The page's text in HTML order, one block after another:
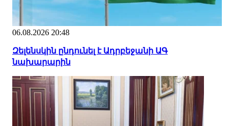
06.08.2026 20:48
Զելենսկին ընդունել է Ադրբեջանի ԱԳ
նախարարին